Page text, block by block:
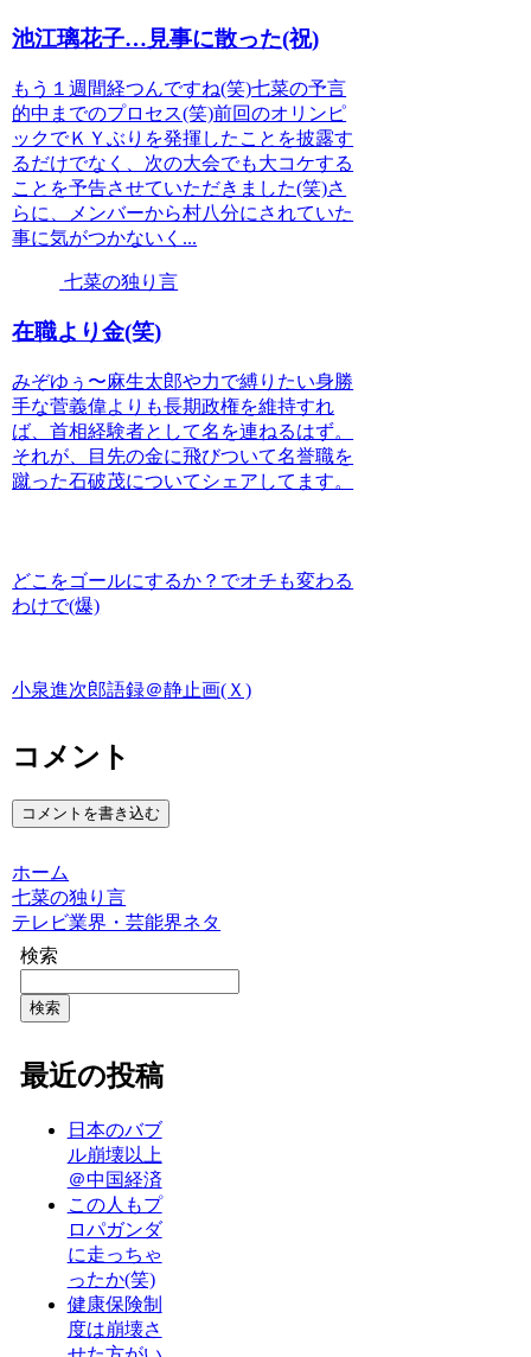
池江璃花子…見事に散った(祝)
もう１週間経つんですね(笑)七菜の予言
的中までのプロセス(笑)前回のオリンピ
ックでＫＹぶりを発揮したことを披露す
るだけでなく、次の大会でも大コケする
ことを予告させていただきました(笑)さ
らに、メンバーから村八分にされていた
事に気がつかないく...
七菜の独り言
在職より金(笑)
みぞゆぅ〜麻生太郎や力で縛りたい身勝
手な菅義偉よりも長期政権を維持すれ
ば、首相経験者として名を連ねるはず。
それが、目先の金に飛びついて名誉職を
蹴った石破茂についてシェアしてます。
どこをゴールにするか？でオチも変わる
わけで(爆)
小泉進次郎語録＠静止画(Ｘ)
コメント
コメントを書き込む
ホーム
七菜の独り言
テレビ業界・芸能界ネタ
検索
検索
最近の投稿
日本のバブ
ル崩壊以上
＠中国経済
この人もプ
ロパガンダ
に走っちゃ
ったか(笑)
健康保険制
度は崩壊さ